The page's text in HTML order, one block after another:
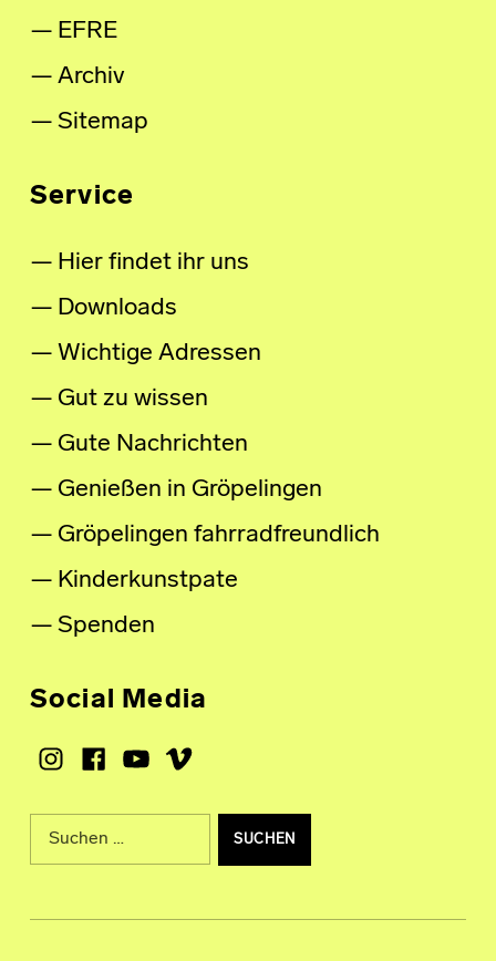
EFRE
Archiv
Sitemap
Service
Hier findet ihr uns
Downloads
Wichtige Adressen
Gut zu wissen
Gute Nachrichten
Genießen in Gröpelingen
Gröpelingen fahrradfreundlich
Kinderkunstpate
Spenden
Social Media
Instagram
Facebook
Youtube
Vimeo
Suche nach: